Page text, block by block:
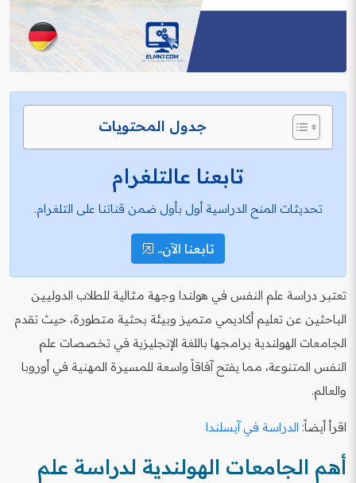
جدول المحتويات
تابعنا عالتلغرام
تحديثات المنح الدراسية أول بأول ضمن قناتنا على التلغرام.
تابعنا الآن..
تعتبر دراسة علم النفس في هولندا وجهة مثالية للطلاب الدوليين
الباحثين عن تعليم أكاديمي متميز وبيئة بحثية متطورة، حيث تقدم
الجامعات الهولندية برامجها باللغة الإنجليزية في تخصصات علم
النفس المتنوعة، مما يفتح آفاقاً واسعة للمسيرة المهنية في أوروبا
والعالم.
اقرأ أيضاً: الدراسة في آيسلندا
أهم الجامعات الهولندية لدراسة علم